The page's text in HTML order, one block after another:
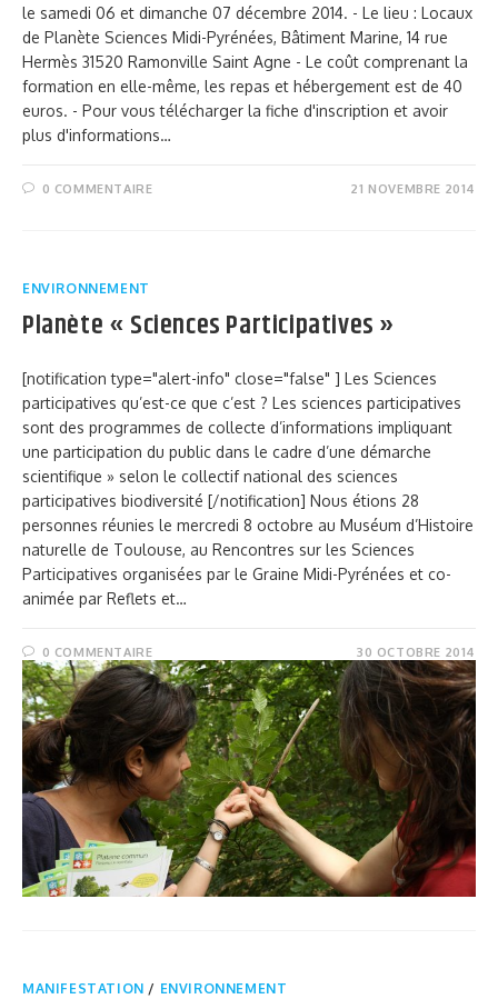
le samedi 06 et dimanche 07 décembre 2014. - Le lieu : Locaux
de Planète Sciences Midi-Pyrénées, Bâtiment Marine, 14 rue
Hermès 31520 Ramonville Saint Agne - Le coût comprenant la
formation en elle-même, les repas et hébergement est de 40
euros. - Pour vous télécharger la fiche d'inscription et avoir
plus d'informations…
0 COMMENTAIRE 21 NOVEMBRE 2014
ENVIRONNEMENT
Planète « Sciences Participatives »
[notification type="alert-info" close="false" ] Les Sciences
participatives qu’est-ce que c’est ? Les sciences participatives
sont des programmes de collecte d’informations impliquant
une participation du public dans le cadre d’une démarche
scientifique » selon le collectif national des sciences
participatives biodiversité [/notification] Nous étions 28
personnes réunies le mercredi 8 octobre au Muséum d’Histoire
naturelle de Toulouse, au Rencontres sur les Sciences
Participatives organisées par le Graine Midi-Pyrénées et co-
animée par Reflets et…
0 COMMENTAIRE 30 OCTOBRE 2014
MANIFESTATION / ENVIRONNEMENT